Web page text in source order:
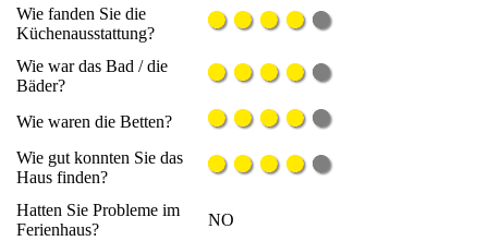
Wie fanden Sie die
Küchenausstattung?
Wie war das Bad / die
Bäder?
Wie waren die Betten?
Wie gut konnten Sie das
Haus finden?
Hatten Sie Probleme im
Ferienhaus?
NO